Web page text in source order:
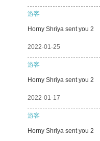
游客
Horny Shriya sent you 2
2022-01-25
游客
Horny Shriya sent you 2
2022-01-17
游客
Horny Shriya sent you 2